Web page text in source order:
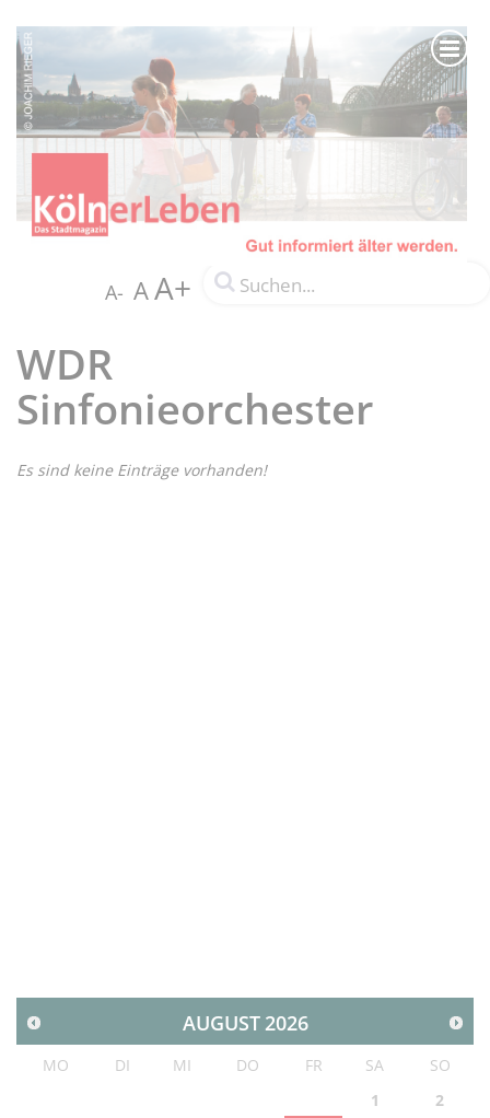
A- AA+
WDR
Sinfonieorchester
Es sind keine Einträge vorhanden!
AUGUST2026
MO DI MI DO FR SA
SO
1
2